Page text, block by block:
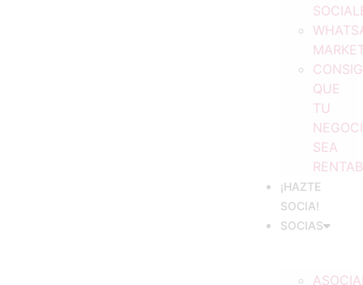
QUE
TU
SEA
¡HAZTE
SOCIA!
SOCIAS